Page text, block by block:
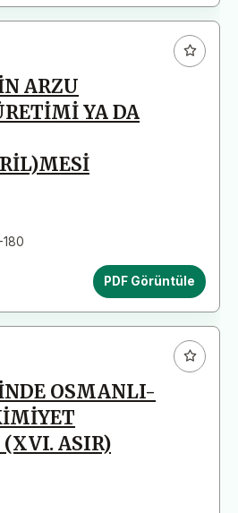
ARZU
YA DA
180
PDF Görüntüle
OSMANLI-
(XVI. ASIR)